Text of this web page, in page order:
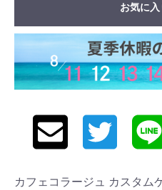
お気に
カフェコラージュ カスタム